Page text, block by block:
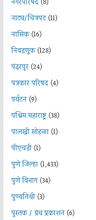
नगरपरिषद(8)
नाट्य/चित्रपट(11)
नासिक(16)
निवडणूक(128)
पंढरपूर(24)
पत्रकार परिषद(4)
पर्यटन(9)
पश्चिम महाराष्ट्र(38)
पालखी सोहळा(1)
पीएचडी(1)
पुणे जिल्हा(1,433)
पुणे विभाग(34)
पुण्यतिथी(3)
पुस्तक / ग्रंथ प्रकाशन(6)